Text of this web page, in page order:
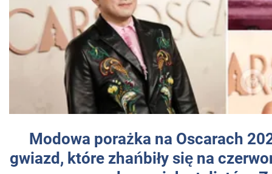
Modowa porażka na Oscarach
gwiazd, które zhańbiły się na